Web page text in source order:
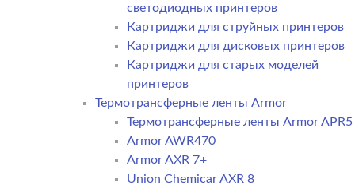
светодиодных принтеров
Картриджи для струйных принтеров
Картриджи для дисковых принтеров
Картриджи для старых моделей
принтеров
Термотрансферные ленты Armor
Термотрансферные ленты Armor APR5
Armor AWR470
Armor AXR 7+
Union Chemicar AXR 8